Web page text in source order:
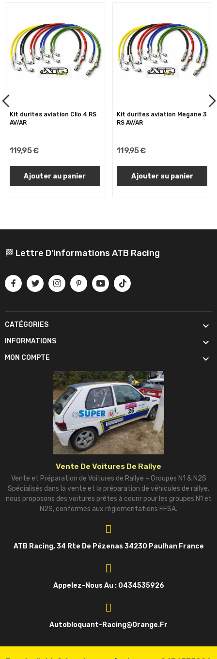
Kit durites aviation Clio 4 RS
AV/AR
119,95 €
Ajouter au panier
Kit durites aviation Megane 3
RS AV/AR
119,95 €
Ajouter au panier
🏁 Lettre D'informations ATB Racing
CATÉGORIES 
INFORMATIONS 
MON COMPTE 
Vente De Voitures De Rallye
Vente et Préparation de Voitures de Rallye – Groupes N1 & N2S
Spécialisés dans la vente et la préparation de véhicules de rallye,
nous proposons des voitures prêtes à courir pour les groupes N1 et
N2S, conformes aux réglementations FFSA.
ATB Racing, 34 Rte De Pézenas 34230 Paulhan France
Appelez-Nous Au : 0434535926
Autobloquant-Racing@orange.fr